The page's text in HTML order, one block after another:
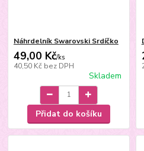
Náhrdelník Swarovski Srdíčko
49,00 Kč/ks
40,50 Kč bez DPH
Skladem
Přidat do košíku